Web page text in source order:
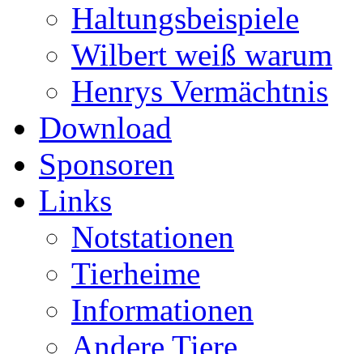
Haltungsbeispiele
Wilbert weiß warum
Henrys Vermächtnis
Download
Sponsoren
Links
Notstationen
Tierheime
Informationen
Andere Tiere